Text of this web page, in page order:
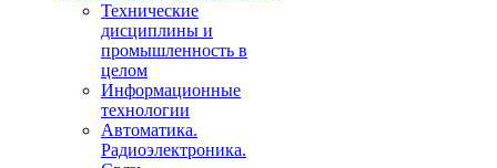
Технические
дисциплины и
промышленность в
целом
Информационные
технологии
Автоматика.
Радиоэлектроника.